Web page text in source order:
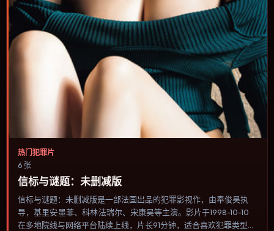
热门犯罪片
6 张
信标与谜题：未删减版
信标与谜题：未删减版是一部法国出品的犯罪影视作，由奉俊昊执
导，基里安·墨菲、科林·法瑞尔、宋康昊等主演。影片于1998-10-10
在多地院线与网络平台陆续上线，片长91分钟，适合喜欢犯罪类型、